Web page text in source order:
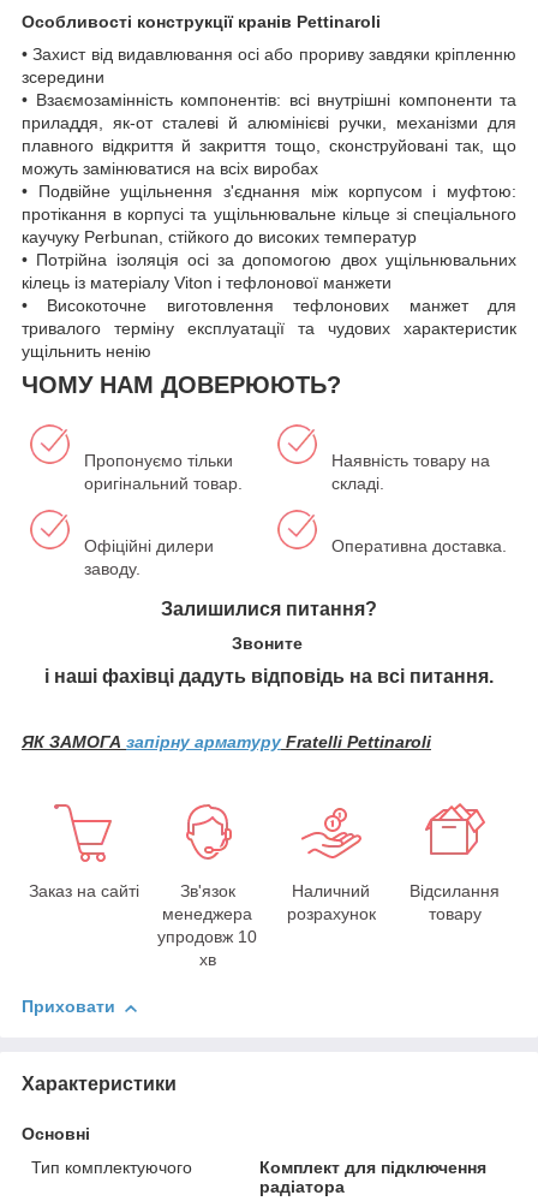
Особливості конструкції кранів Pettinaroli
• Захист від видавлювання осі або прориву завдяки кріпленню
зсередини
• Взаємозамінність компонентів: всі внутрішні компоненти та
приладдя, як-от сталеві й алюмінієві ручки, механізми для
плавного відкриття й закриття тощо, сконструйовані так, що
можуть замінюватися на всіх виробах
• Подвійне ущільнення з'єднання між корпусом і муфтою:
протікання в корпусі та ущільнювальне кільце зі спеціального
каучуку Perbunan, стійкого до високих температур
• Потрійна ізоляція осі за допомогою двох ущільнювальних
кілець із матеріалу Viton і тефлонової манжети
• Високоточне виготовлення тефлонових манжет для
тривалого терміну експлуатації та чудових характеристик
ущільнить ненію
ЧОМУ НАМ ДОВЕРЮЮТЬ?
Пропонуємо тільки
оригінальний товар.
Наявність товару на
складі.
Офіційні дилери
заводу.
Оперативна доставка.
Залишилися питання?
Звоните
і наші фахівці дадуть відповідь на всі питання.
ЯК ЗАМОГА запірну арматуру Fratelli Pettinaroli
Заказ на сайті
Зв'язок
менеджера
упродовж 10
хв
Наличний
розрахунок
Відсилання
товару
Приховати
Характеристики
Основні
Тип комплектуючого
Комплект для підключення
радіатора